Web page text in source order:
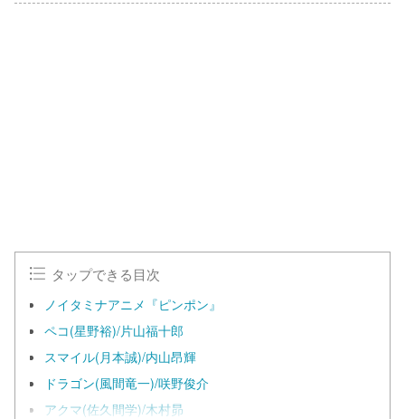
タップできる目次
ノイタミナアニメ『ピンポン』
ペコ(星野裕)/片山福十郎
スマイル(月本誠)/内山昂輝
ドラゴン(風間竜一)/咲野俊介
アクマ(佐久間学)/木村昴